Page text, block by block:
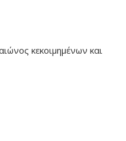
κεκοιμημένων και